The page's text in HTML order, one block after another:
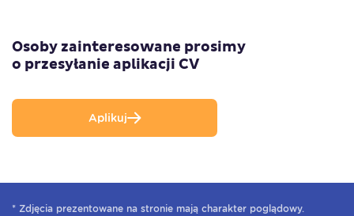
Osoby zainteresowane prosimy
o przesyłanie aplikacji CV
Aplikuj
* Zdjęcia prezentowane na stronie mają charakter poglądowy.